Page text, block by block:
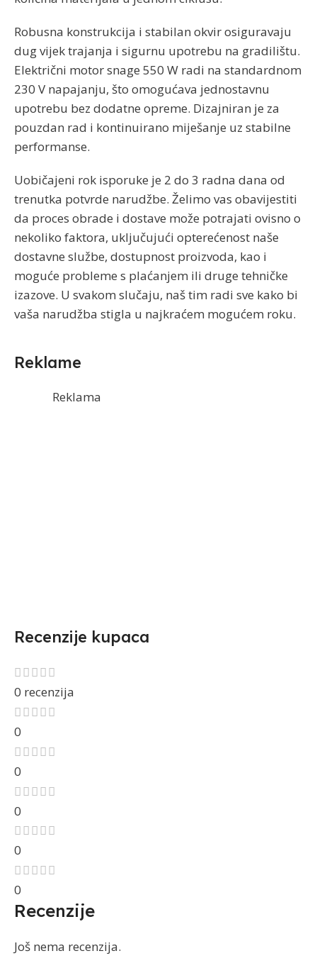
Robusna konstrukcija i stabilan okvir osiguravaju
dug vijek trajanja i sigurnu upotrebu na gradilištu.
Električni motor snage 550 W radi na standardnom
230 V napajanju, što omogućava jednostavnu
upotrebu bez dodatne opreme. Dizajniran je za
pouzdan rad i kontinuirano miješanje uz stabilne
performanse.
Uobičajeni rok isporuke je 2 do 3 radna dana od
trenutka potvrde narudžbe. Želimo vas obavijestiti
da proces obrade i dostave može potrajati ovisno o
nekoliko faktora, uključujući opterećenost naše
dostavne službe, dostupnost proizvoda, kao i
moguće probleme s plaćanjem ili druge tehničke
izazove. U svakom slučaju, naš tim radi sve kako bi
vaša narudžba stigla u najkraćem mogućem roku.
Reklame
Reklama
Recenzije kupaca
0 recenzija
0
0
0
0
0
Recenzije
Još nema recenzija.